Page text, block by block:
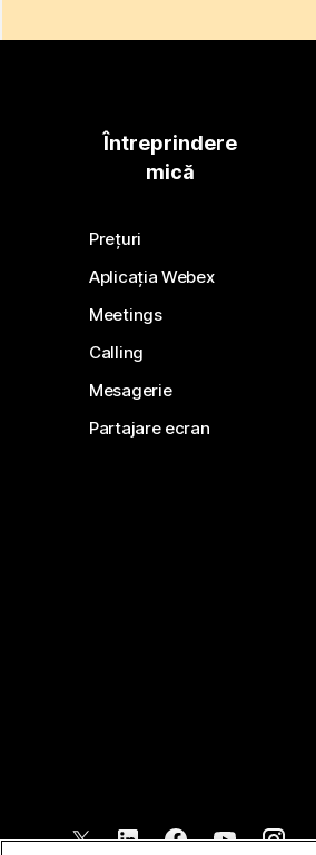
Întreprindere
mică
Prețuri
Aplicația Webex
Meetings
Calling
Mesagerie
Partajare ecran